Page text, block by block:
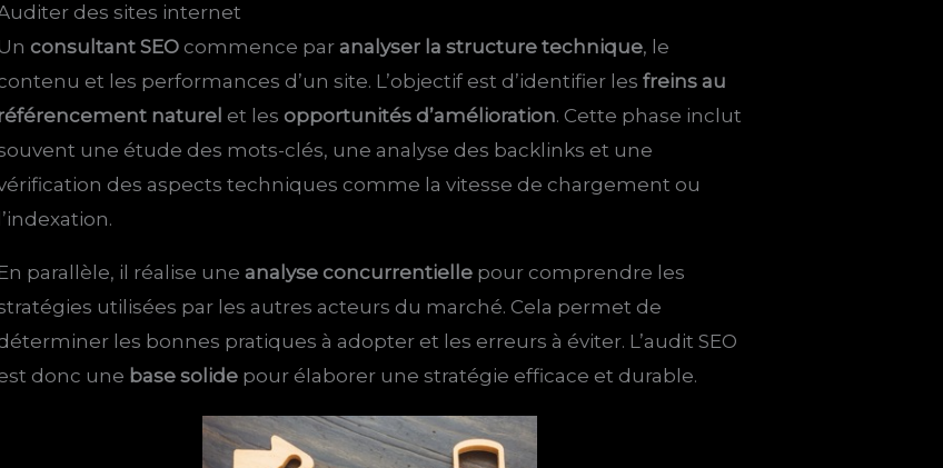
des sites internet
consultant SEO commence par analyser la structure technique, le
et les performances d’un site. L’objectif est d’identifier lesfreins au
naturel et les opportunités d’amélioration. Cette phase inclut
une étude des mots-clés, une analyse des backlinks et une
des aspects techniques comme la vitesse de chargement ou
l’indexation.
parallèle, il réalise une analyse concurrentielle pour comprendre les
utilisées par les autres acteurs du marché. Cela permet de
les bonnes pratiques à adopter et les erreurs à éviter. L’audit SEO
donc une base solide pour élaborer une stratégie efficace et durable.